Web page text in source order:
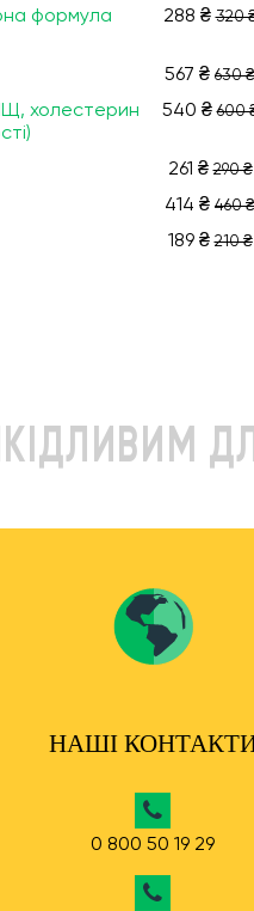
формула
288 ₴320
567 ₴ 630 ₴
холестерин
540 ₴600
261 ₴290 ₴
414 ₴ 460 ₴
189 ₴210 ₴
НАШІ
0 800 50 19 29